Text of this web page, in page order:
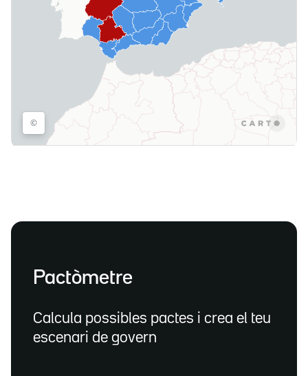
Pactòmetre
Calcula possibles pactes i crea el teu
escenari de govern